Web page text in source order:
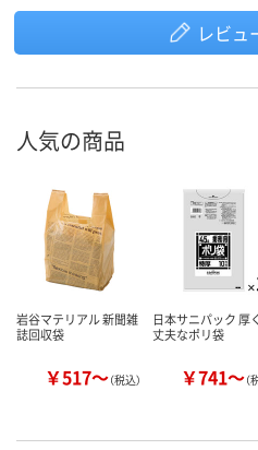
レビュ
人気の商品
岩谷マテリアル 新聞雑
誌回収袋
￥517～（税込）
日本サニパック 厚
丈夫なポリ袋
￥741～（